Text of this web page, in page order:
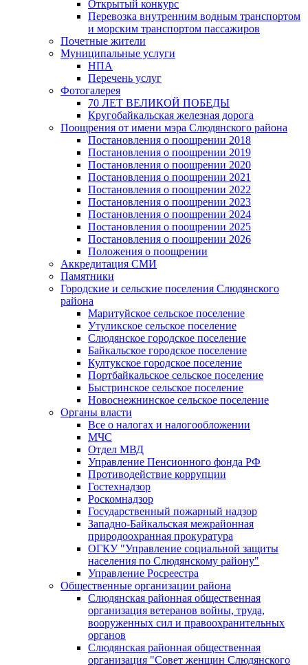
Открытый конкурс
Перевозка внутренним водным транспортом
и морским транспортом пассажиров
Почетные жители
Муниципальные услуги
НПА
Перечень услуг
Фотогалерея
70 ЛЕТ ВЕЛИКОЙ ПОБЕДЫ
Кругобайкальская железная дорога
Поощрения от имени мэра Слюдянского района
Постановления о поощрении 2018
Постановления о поощрении 2019
Постановления о поощрении 2020
Постановления о поощрении 2021
Постановления о поощрении 2022
Постановления о поощрении 2023
Постановления о поощрении 2024
Постановления о поощрении 2025
Постановления о поощрении 2026
Положения о поощрении
Аккредитация СМИ
Памятники
Городские и сельские поселения Слюдянского
района
Маритуйское сельское поселение
Утуликское сельское поселение
Слюдянское городское поселение
Байкальское городское поселение
Култукское городское поселение
Портбайкальское сельское поселение
Быстринское сельское поселение
Новоснежнинское сельское поселение
Органы власти
Все о налогах и налогообложении
МЧС
Отдел МВД
Управление Пенсионного фонда РФ
Противодействие коррупции
Гостехнадзор
Роскомнадзор
Государственный пожарный надзор
Западно-Байкальская межрайонная
природоохранная прокуратура
ОГКУ "Управление социальной защиты
населения по Слюдянскому району"
Управление Росреестра
Общественные организации района
Слюдянская районная общественная
организация ветеранов войны, труда,
вооруженных сил и правоохранительных
органов
Слюдянская районная общественная
организация "Совет женщин Слюдянского